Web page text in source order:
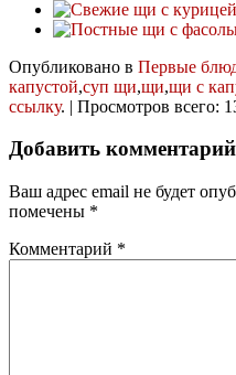
Опубликовано в Первые
капустой,суп щи,щи,щи с
ссылку. | Просмотров всего:
Добавить комментарий
Ваш адрес email не будет
помечены *
Комментарий *